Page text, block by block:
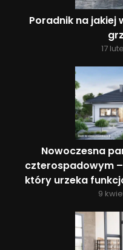
Poradnik na jakiej
17
Nowoczesna
czterospadowym
który urzeka
9